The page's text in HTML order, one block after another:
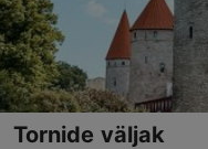
Loe rohkem arvustusi
Tornide väljak